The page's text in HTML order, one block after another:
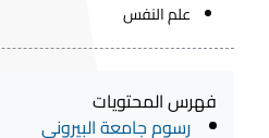
علم النفس
فهرس المحتويات
رسوم جامعة البيروني